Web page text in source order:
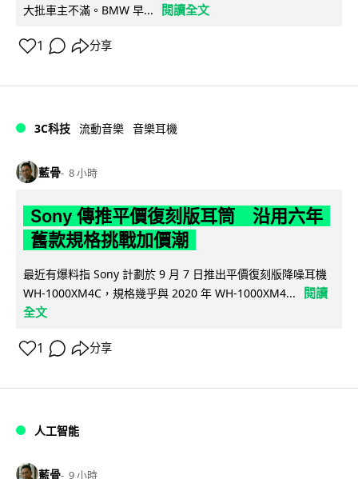
大批車主不滿。BMW 早...
閱讀全文
1 分享
3C科技 流動音樂 音樂耳機
藍骨 8 小時
Sony 傳推平價復刻版耳筒 沿用六年
舊款規格挑戰加價潮
最近有爆料指 Sony 計劃於 9 月 7 日推出平價復刻版降噪耳機
WH-1000XM4C，規格幾乎與 2020 年 WH-1000XM4...
閱讀
全文
1 分享
人工智能
藍骨 9 小時